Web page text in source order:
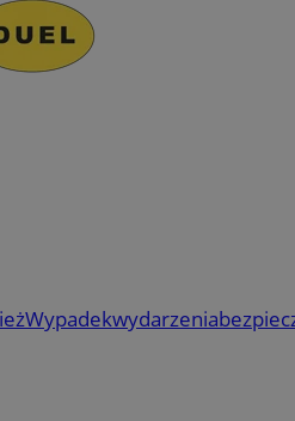
Wypadekwydarzenia